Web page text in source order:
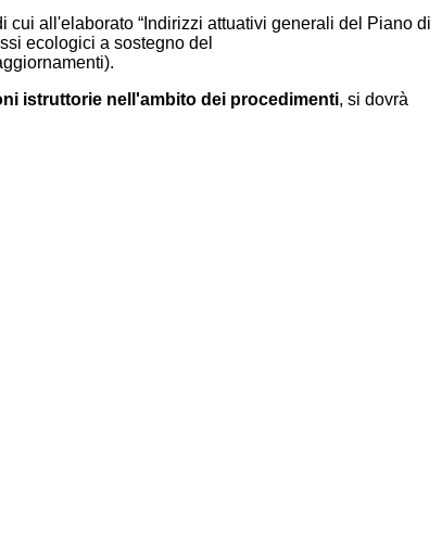
all'elaborato “Indirizzi attuativi generali del Piano di
ecologici a sostegno del
istruttorie nell'ambito dei procedimenti, si dovrà